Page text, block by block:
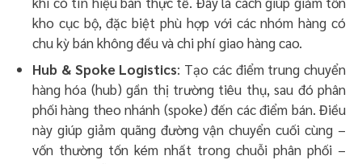
kho cục bộ, đặc biệt phù hợp với các nhóm hàng có
chu kỳ bán không đều và chi phí giao hàng cao.
Hub & Spoke Logistics: Tạo các điểm trung chuyển
hàng hóa (hub) gần thị trường tiêu thụ, sau đó phân
phối hàng theo nhánh (spoke) đến các điểm bán. Điều
này giúp giảm quãng đường vận chuyển cuối cùng –
vốn thường tốn kém nhất trong chuỗi phân phối –